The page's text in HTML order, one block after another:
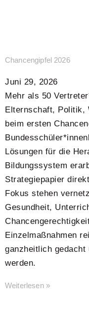
Chancengipfel 2026
Juni 29, 2026
Mehr als 50
Elternschaft, Politik,
beim ersten
Lösungen für die
Bildungssystem
Strategiepapier
Fokus stehen
Gesundheit,
Einzelmaßnahmen
ganzheitlich gedacht
werden.
Weiterlesen »